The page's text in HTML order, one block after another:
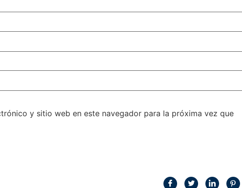
y sitio web en este navegador para la próxima vez que